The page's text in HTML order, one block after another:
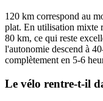
120 km correspond au
plat. En utilisation mixte
80 km, ce qui reste
l'autonomie descend à
complètement en 5-6
Le vélo rentre-t-il